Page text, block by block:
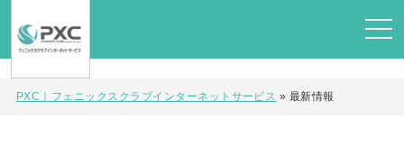
PXC｜フェニックスクラブインターネットサービス » 最新情報